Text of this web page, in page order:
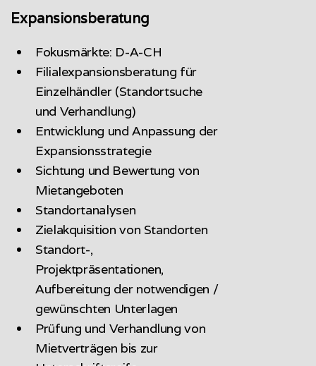
Expansionsberatung
Fokusmärkte: D-A-CH
Filialexpansionsberatung für
Einzelhändler (Standortsuche
und Verhandlung)
Entwicklung und Anpassung der
Expansionsstrategie
Sichtung und Bewertung von
Mietangeboten
Standortanalysen
Zielakquisition von Standorten
Standort-,
Projektpräsentationen,
Aufbereitung der notwendigen /
gewünschten Unterlagen
Prüfung und Verhandlung von
Mietverträgen bis zur